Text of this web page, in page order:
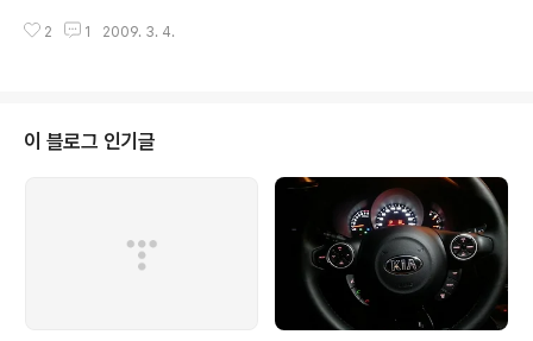
을 들어가면 위와 같은 이미지로 새롭게 update 된 내용
고자 실제로 확인해 보았다. 현재 ip를 기초로 자신위 위치
한 곳을 보여준다. 회사에서 확인해 봤으므로 정자역을 중
심으로 보여준다. 물론 ip로 정확한 지역을 알 수 없는 경우
에는 적용이 안되는 것으로 안다. 오른쪽 상단에 있는 '실시
간교통' 이라는 버튼을 누르니 위와 같은 모습이 표시된다.
2 1 2009. 3. 4.
이 블로그 인기글